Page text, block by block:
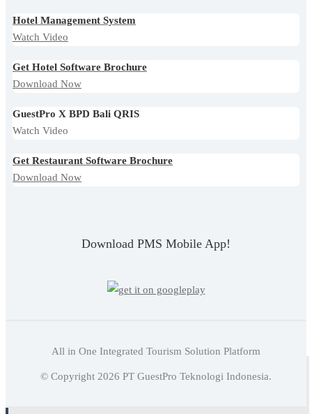
Hotel Management System
Watch Video
Get Hotel Software Brochure
Download Now
GuestPro X BPD Bali QRIS
Watch Video
Get Restaurant Software Brochure
Download Now
Download PMS Mobile App!
All in One Integrated Tourism Solution Platform
© Copyright 2026 PT GuestPro Teknologi Indonesia.
Baca juga: Memahami Soft Selling Dan Hard Selling